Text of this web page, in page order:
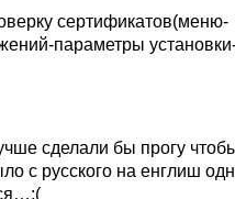
сертификатов(меню-
параметры
сделали бы прогу
с русского на енглиш